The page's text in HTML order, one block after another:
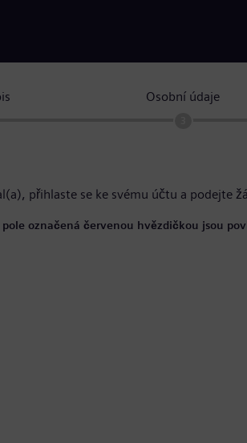
Osobní údaje
přihlaste se ke svému účtu a podejte
označená červenou hvězdičkou jsou